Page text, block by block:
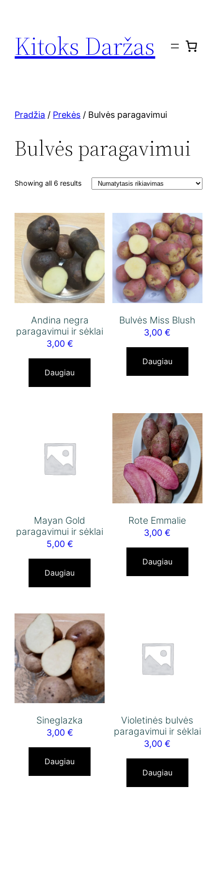
turinio
Kitoks Daržas
Pradžia / Prekės / Bulvės paragavimui
Bulvės paragavimui
Showing all 6 results
Andina negra
paragavimui ir sėklai
3,00 €
Daugiau
Bulvės Miss Blush
3,00€
Daugiau
Mayan Gold
paragavimui ir sėklai
5,00 €
Daugiau
Rote Emmalie
3,00€
Daugiau
Sineglazka
3,00 €
Daugiau
Violetinės bulvės
paragavimui ir sėklai
3,00€
Daugiau